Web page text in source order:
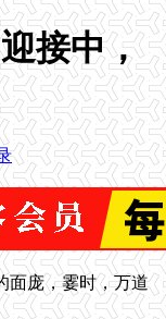
接中，
面庞，霎时，万道